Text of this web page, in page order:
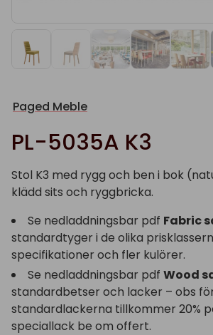
Paged Meble
PL-5035A K3
Stol K3 med rygg och ben i bok
klädd sits och ryggbricka.
Se nedladdningsbar pdf Fabric
standardtyger i de olika
specifikationer och fler kulörer.
Se nedladdningsbar pdf Wood
standardbetser och lacker – obs
standardlackerna tillkommer 20%
speciallack be om offert.